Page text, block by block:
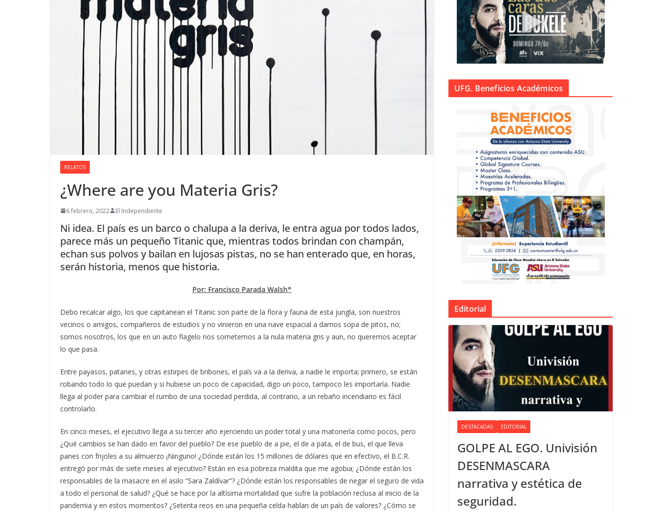
RELATOS
¿Where are you Materia Gris?
6 febrero, 2022 El Independiente
Ni idea. El país es un barco o chalupa a la deriva, le entra agua por todos lados,
parece más un pequeño Titanic que, mientras todos brindan con champán,
echan sus polvos y bailan en lujosas pistas, no se han enterado que, en horas,
serán historia, menos que historia.
Por: Francisco Parada Walsh*
Debo recalcar algo, los que capitanean el Titanic son parte de la flora y fauna de esta jungla, son nuestros
vecinos o amigos, compañeros de estudios y no vinieron en una nave espacial a darnos sopa de pitos, no;
somos nosotros, los que en un auto flagelo nos sometemos a la nula materia gris y aun, no queremos aceptar
lo que pasa.
Entre payasos, patanes, y otras estirpes de bribones, el país va a la deriva, a nadie le importa; primero, se están
robando todo lo que puedan y si hubiese un poco de capacidad, digo un poco, tampoco les importaría. Nadie
llega al poder para cambiar el rumbo de una sociedad perdida, al contrario, a un rebaño incendiario es fácil
controlarlo.
En cinco meses, el ejecutivo llega a su tercer año ejerciendo un poder total y una matonería como pocos, pero
¿Qué cambios se han dado en favor del pueblo? De ese pueblo de a pie, el de a pata, el de bus, el que lleva
panes con frijoles a su almuerzo ¡Ninguno! ¿Dónde están los 15 millones de dólares que en efectivo, el B.C.R.
entregó por más de siete meses al ejecutivo? Están en esa pobreza maldita que me agobia; ¿Dónde están los
responsables de la masacre en el asilo “Sara Zaldívar”? ¿Dónde están los responsables de negar el seguro de vida
a todo el personal de salud? ¿Qué se hace por la altísima mortalidad que sufre la población reclusa al inicio de la
pandemia y en estos momentos? ¿Setenta reos en una pequeña celda hablan de un país de valores? ¿Cómo se
UFG. Beneficios Académicos
Editorial
DESTACADAS EDITORIAL
GOLPE AL EGO. Univisión
DESENMASCARA
narrativa y estética de
seguridad.